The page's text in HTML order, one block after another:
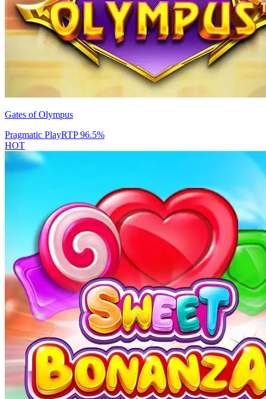
Gates of Olympus
Pragmatic PlayRTP96.5%
HOT